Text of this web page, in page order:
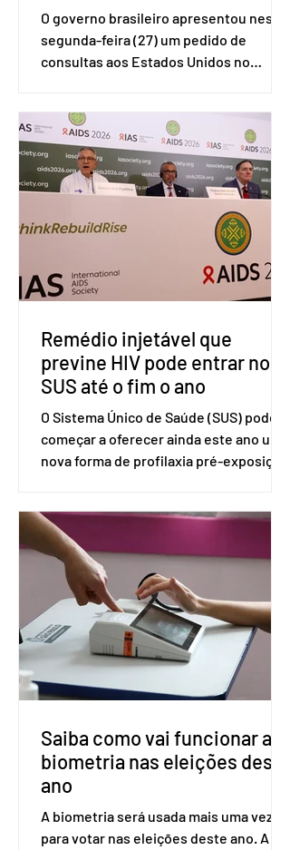
O governo brasileiro apresentou nesta
segunda-feira (27) um pedido de
consultas aos Estados Unidos no
(OMC), contestando duas medidas
tarifárias adotadas pelo país norte-
americano com base na Seção 301 da
Lei de Comércio de 1974. Segundo nota
divulgada pelo Ministério das Relações
Exteriores, o Brasil considera que as
incompatíveis com as obrigações
assumidas pelos Estados Unid
Remédio injetável que
previne HIV pode entrar no
SUS até o fim o ano
O Sistema Único de Saúde (SUS) pode
começar a oferecer ainda este ano uma
nova forma de profilaxia pré-exposição
medicamento carbotegravir, que
impede a replicação do vírus de forma
prolongada e pode ser tomado a cada
dois meses. O pedido de inclusão vai
ser encaminhado pelo Ministério da
Saúde à Comissão Nacional de
Incorporação de Novas Tecnologias no
SUS (Conitec) na semana que vem. A
Conitec é um colegiado
Saiba como vai funcionar a
biometria nas eleições deste
ano
A biometria será usada mais uma vez
para votar nas eleições deste ano. A